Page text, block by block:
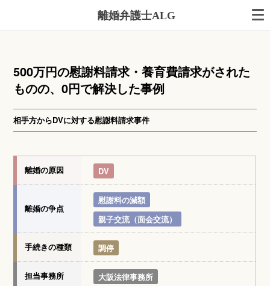
離婚弁護士ALG
500万円の慰謝料請求・養育費請求がされた
ものの、0円で解決した事例
相手方からDVに対する慰謝料請求事件
離婚の原因 DV
離婚の争点
慰謝料の減額
親子交流（面会交流）
手続きの種類 調停
担当事務所 大阪法律事務所